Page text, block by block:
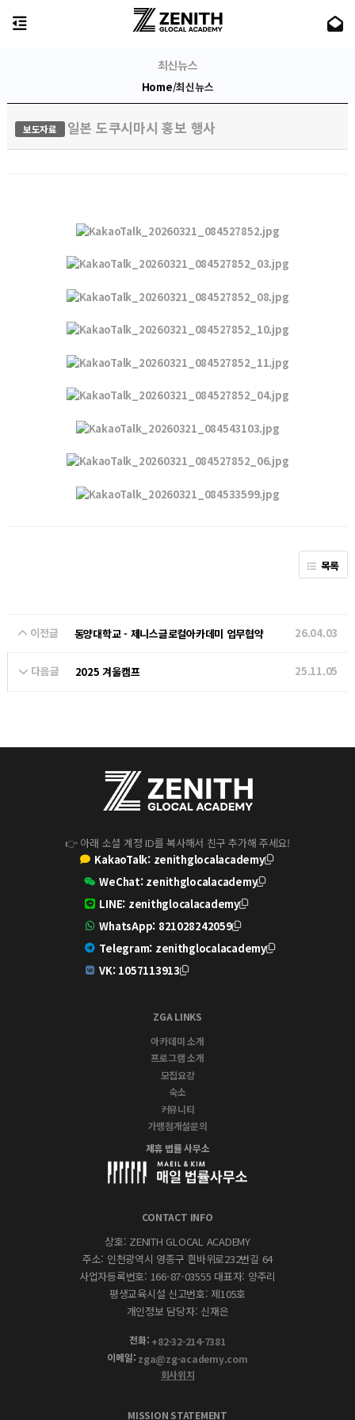
최신뉴스
Home/최신뉴스
보도자료 일본 도쿠시마시 홍보 행사
목록
이전글 동양대학교 - 제니스글로컬아카데미 업무협약 26.04.03
다음글 2025 겨울캠프 25.11.05
👉 아래 소셜 계정 ID를 복사해서 친구 추가해 주세요!
KakaoTalk: zenithglocalacademy
WeChat: zenithglocalacademy
LINE: zenithglocalacademy
WhatsApp: 821028242059
Telegram: zenithglocalacademy
VK: 1057113913
ZGA LINKS
아카데미 소개
프로그램 소개
모집요강
숙소
커뮤니티
가맹점개설문의
제휴 법률 사무소
CONTACT INFO
상호: ZENITH GLOCAL ACADEMY
주소: 인천광역시 영종구 흰바위로232번길 64
사업자등록번호: 166-87-03555 대표자: 양주리
평생교육시설 신고번호: 제105호
개인정보 담당자: 신재은
전화: +82-32-214-7381
이메일: zga@zg-academy.com
회사위치
MISSION STATEMENT